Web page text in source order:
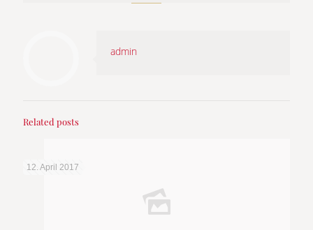
admin
Related posts
12. April 2017